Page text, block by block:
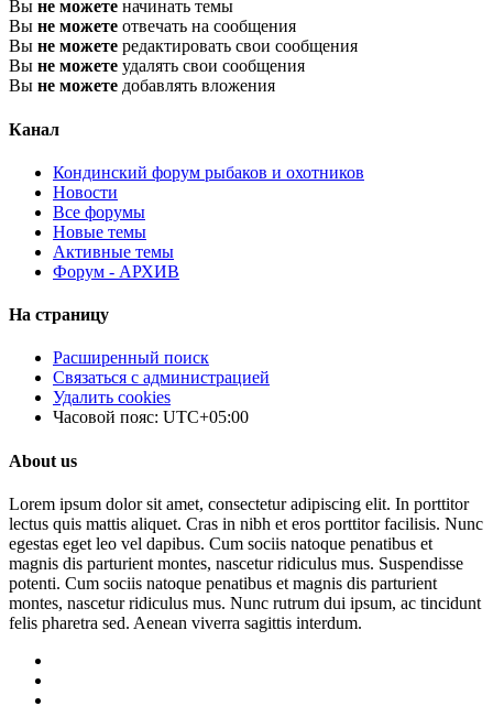
Вы не можете начинать темы
Вы не можете отвечать на сообщения
Вы не можете редактировать свои сообщения
Вы не можете удалять свои сообщения
Вы не можете добавлять вложения
Канал
Кондинский форум рыбаков и охотников
Новости
Все форумы
Новые темы
Активные темы
Форум - АРХИВ
На страницу
Расширенный поиск
Связаться с администрацией
Удалить cookies
Часовой пояс: UTC+05:00
About us
Lorem ipsum dolor sit amet, consectetur adipiscing elit. In porttitor
lectus quis mattis aliquet. Cras in nibh et eros porttitor facilisis. Nunc
egestas eget leo vel dapibus. Cum sociis natoque penatibus et
magnis dis parturient montes, nascetur ridiculus mus. Suspendisse
potenti. Cum sociis natoque penatibus et magnis dis parturient
montes, nascetur ridiculus mus. Nunc rutrum dui ipsum, ac tincidunt
felis pharetra sed. Aenean viverra sagittis interdum.